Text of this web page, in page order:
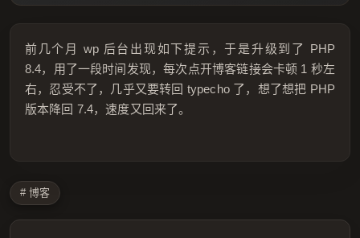
前几个月 wp 后台出现如下提示，于是升级到了 PHP
8.4，用了一段时间发现，每次点开博客链接会卡顿 1 秒左
右，忍受不了，几乎又要转回 typecho 了，想了想把 PHP
版本降回 7.4，速度又回来了。
# 博客